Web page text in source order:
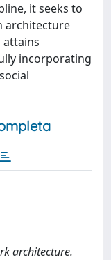
it seeks to
architecture
attains
incorporating
architecture.